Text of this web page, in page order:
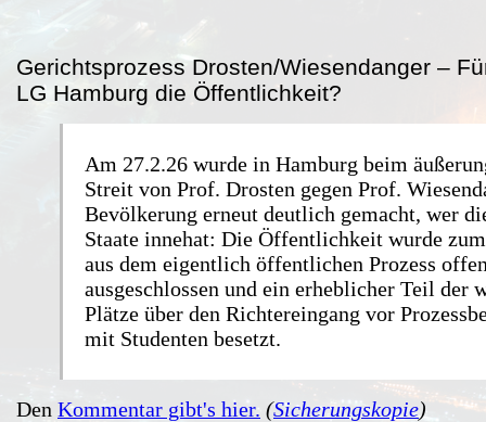
Gerichtsprozess Drosten/Wiesendanger –
LG Hamburg die Öffentlichkeit?
Am 27.2.26 wurde in Hamburg beim
Streit von Prof. Drosten gegen Prof.
Bevölkerung erneut deutlich gemacht, wer
Staate innehat: Die Öffentlichkeit wurde
aus dem eigentlich öffentlichen Prozess
ausgeschlossen und ein erheblicher Teil der
Plätze über den Richtereingang vor
mit Studenten besetzt.
Den Kommentar gibt's hier. (Sicherungskopie)